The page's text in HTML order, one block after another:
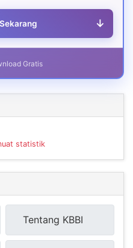
↓
Gratis
statistik
Tentang KBBI